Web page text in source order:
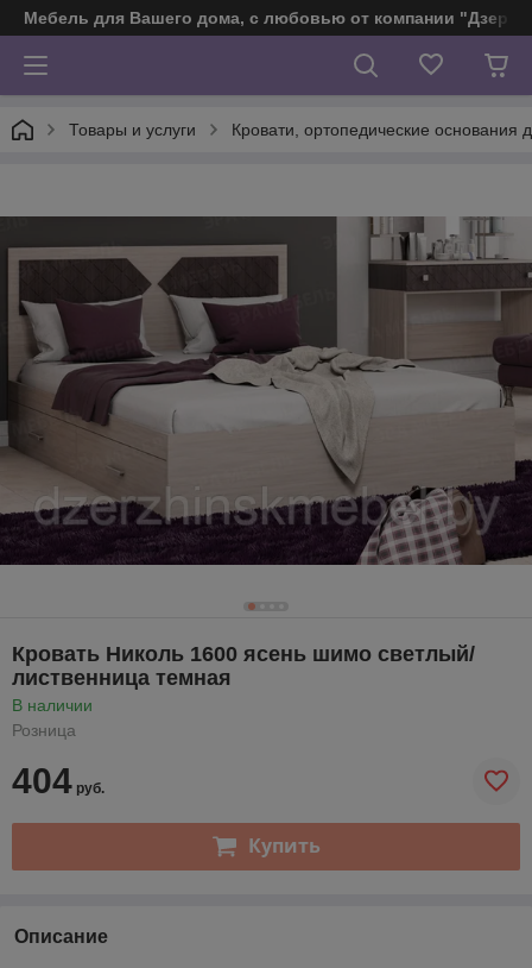
Мебель для Вашего дома, с любовью от компании
Товары и услуги Кровати, ортопедические основания
Кровать Николь 1600 ясень шимо светлый/
лиственница темная
В наличии
Розница
404 руб.
Купить
Описание